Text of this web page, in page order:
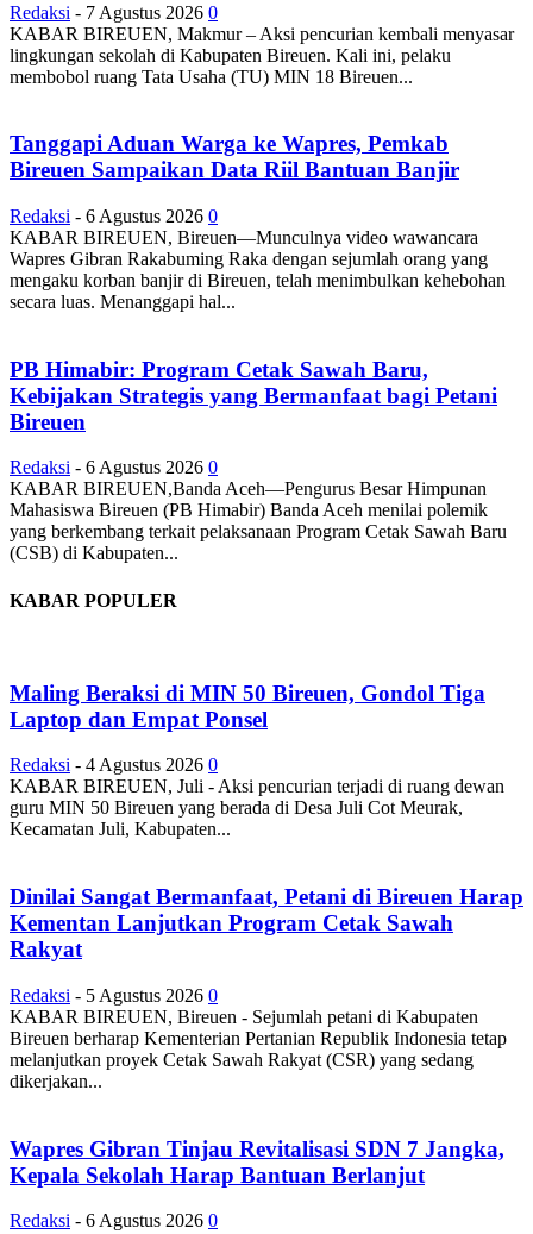
Redaksi - 7 Agustus 2026 0
KABAR BIREUEN, Makmur – Aksi pencurian kembali menyasar
lingkungan sekolah di Kabupaten Bireuen. Kali ini, pelaku
membobol ruang Tata Usaha (TU) MIN 18 Bireuen...
Tanggapi Aduan Warga ke Wapres, Pemkab
Bireuen Sampaikan Data Riil Bantuan Banjir
Redaksi - 6 Agustus 2026 0
KABAR BIREUEN, Bireuen—Munculnya video wawancara
Wapres Gibran Rakabuming Raka dengan sejumlah orang yang
mengaku korban banjir di Bireuen, telah menimbulkan kehebohan
secara luas. Menanggapi hal...
PB Himabir: Program Cetak Sawah Baru,
Kebijakan Strategis yang Bermanfaat bagi Petani
Bireuen
Redaksi - 6 Agustus 2026 0
KABAR BIREUEN,Banda Aceh—Pengurus Besar Himpunan
Mahasiswa Bireuen (PB Himabir) Banda Aceh menilai polemik
yang berkembang terkait pelaksanaan Program Cetak Sawah Baru
(CSB) di Kabupaten...
KABAR POPULER
Maling Beraksi di MIN 50 Bireuen, Gondol Tiga
Laptop dan Empat Ponsel
Redaksi - 4 Agustus 2026 0
KABAR BIREUEN, Juli - Aksi pencurian terjadi di ruang dewan
guru MIN 50 Bireuen yang berada di Desa Juli Cot Meurak,
Kecamatan Juli, Kabupaten...
Dinilai Sangat Bermanfaat, Petani di Bireuen Harap
Kementan Lanjutkan Program Cetak Sawah
Rakyat
Redaksi - 5 Agustus 2026 0
KABAR BIREUEN, Bireuen - Sejumlah petani di Kabupaten
Bireuen berharap Kementerian Pertanian Republik Indonesia tetap
melanjutkan proyek Cetak Sawah Rakyat (CSR) yang sedang
dikerjakan...
Wapres Gibran Tinjau Revitalisasi SDN 7 Jangka,
Kepala Sekolah Harap Bantuan Berlanjut
Redaksi - 6 Agustus 2026 0